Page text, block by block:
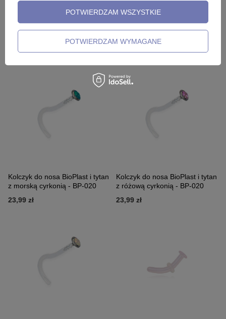
Kolczyk do nosa BioPlast i tytan
z niebieską cyrkonią - BP-020
23,99 zł
Kolczyk do nosa BioPlast i tytan
z granatową cyrkonią - BP-020
23,99 zł
Kolczyk do nosa BioPlast i tytan
z morską cyrkonią - BP-020
23,99 zł
Kolczyk do nosa BioPlast i tytan
z różową cyrkonią - BP-020
23,99 zł
POTWIERDZAM WYMAGANE
POTWIERDZAM WSZYSTKIE